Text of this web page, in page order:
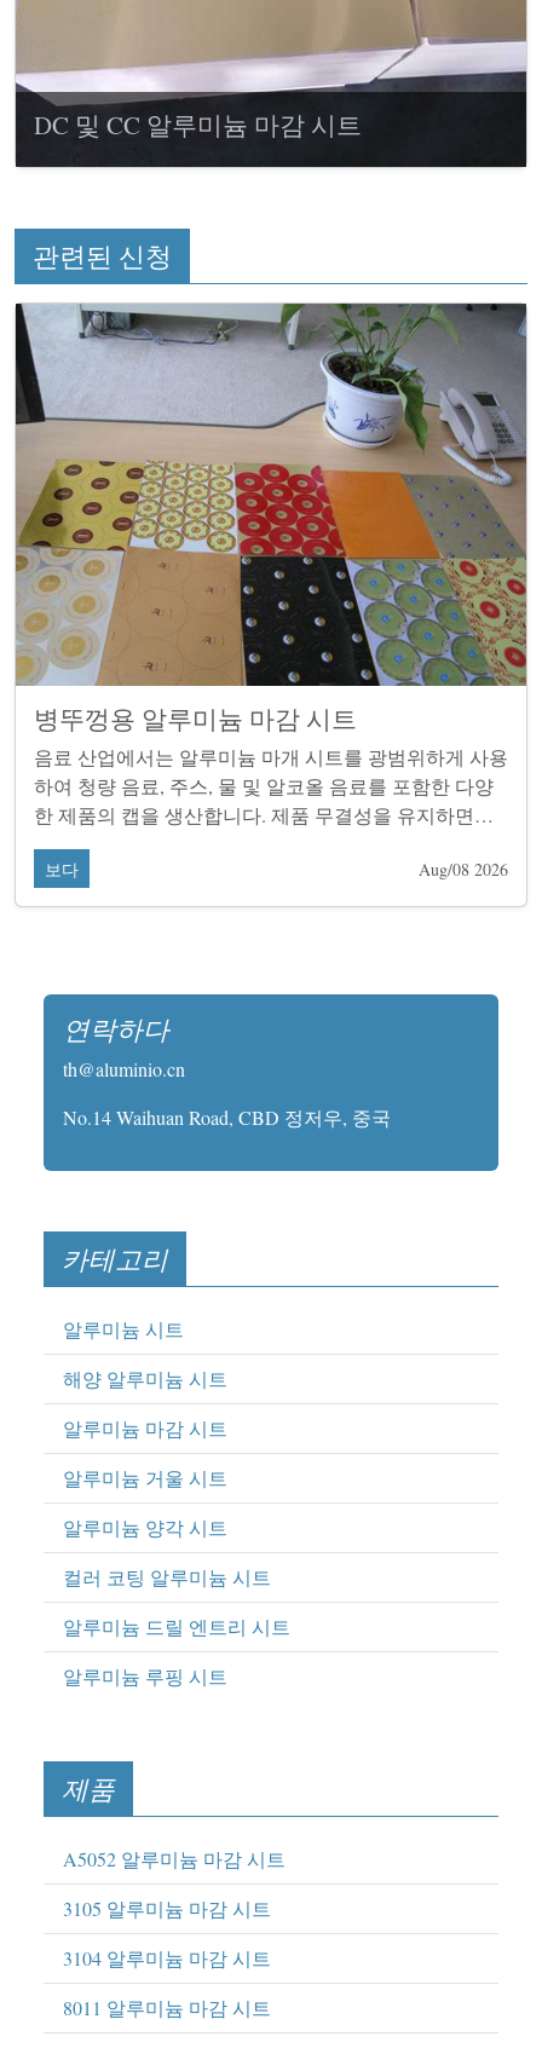
DC 및 CC 알루미늄 마감 시트
관련된 신청
병뚜껑용 알루미늄 마감 시트
음료 산업에서는 알루미늄 마개 시트를 광범위하게 사용
하여 청량 음료, 주스, 물 및 알코올 음료를 포함한 다양
한 제품의 캡을 생산합니다. 제품 무결성을 유지하면서
단단한 밀봉을 형성하는 능력은 매우 중요합니다.
보다 Aug/08 2026
연락하다
th@aluminio.cn
No.14 Waihuan Road, CBD 정저우, 중국
카테고리
알루미늄 시트
해양 알루미늄 시트
알루미늄 마감 시트
알루미늄 거울 시트
알루미늄 양각 시트
컬러 코팅 알루미늄 시트
알루미늄 드릴 엔트리 시트
알루미늄 루핑 시트
제품
A5052 알루미늄 마감 시트
3105 알루미늄 마감 시트
3104 알루미늄 마감 시트
8011 알루미늄 마감 시트